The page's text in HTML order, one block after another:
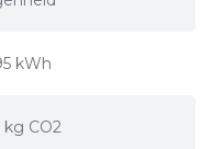
kWh
CO2